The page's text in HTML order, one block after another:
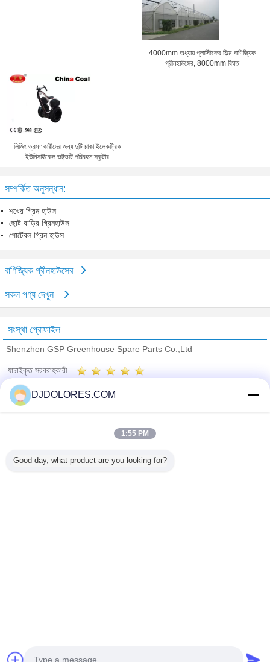
4000mm অধ্যায় প্লাস্টিকের ফিল্ম বাণিজ্যিক
গ্রীনহাউসের, 8000mm বিঘত
লিজিং ভ্রমণকারীদের জন্য দুটি চাকা ইলেকট্রিক
ইউনিসাইকেল ভট্ভটি পরিবহন স্কুটার
সম্পর্কিত অনুসন্ধান:
শখের গ্রিন হাউস
ছোট বাড়ির গ্রিনহাউস
পোর্টেবল গ্রিন হাউস
বাণিজ্যিক গ্রীনহাউসের
সকল পণ্য দেখুন
সংস্থা প্রোফাইল
Shenzhen GSP Greenhouse Spare Parts Co.,Ltd
যাচাইকৃত সরবরাহকারী
Trust Seal
সব পণ্য
DJDOLORES.COM
1:55 PM
Good day, what product are you looking for?